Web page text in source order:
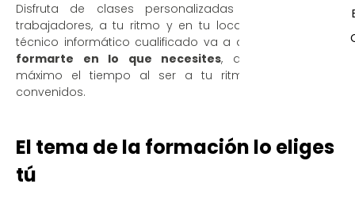
Disfruta de clases personalizadas para ti o tus
trabajadores, a tu ritmo y en tu local o domicilio. Un
técnico informático cualificado va a desplazarse para
formarte en lo que necesites, aprovechando al
máximo el tiempo al ser a tu ritmo y a horarios
convenidos.
El tema de la formación lo eliges
tú